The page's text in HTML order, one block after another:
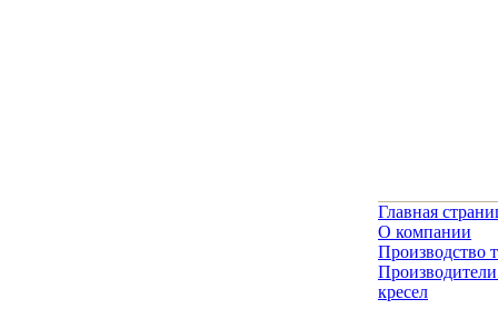
Главная
О компании
Производство
кресел